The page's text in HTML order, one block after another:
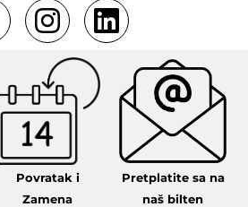
Povratak i
Zamena
Pretplatite sa na
naš bilten